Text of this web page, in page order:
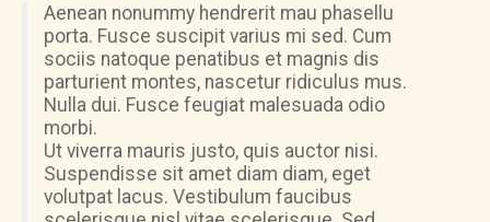
Aenean nonummy hendrerit mau phasellu
porta. Fusce suscipit varius mi sed. Cum
sociis natoque penatibus et magnis dis
parturient montes, nascetur ridiculus mus.
Nulla dui. Fusce feugiat malesuada odio
morbi.
Ut viverra mauris justo, quis auctor nisi.
Suspendisse sit amet diam diam, eget
volutpat lacus. Vestibulum faucibus